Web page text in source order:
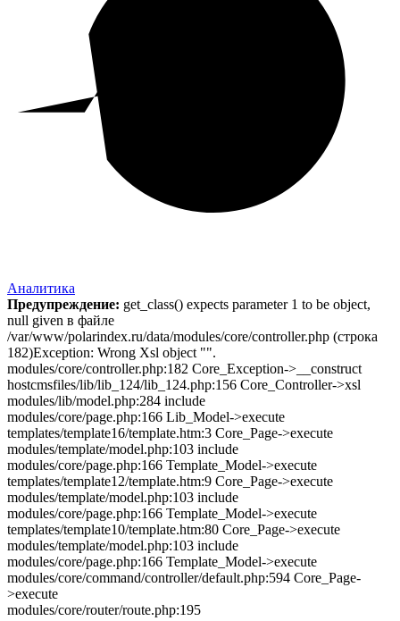
Аналитика
Предупреждение: get_class() expects parameter 1 to be object,
null given в файле
/var/www/polarindex.ru/data/modules/core/controller.php (строка
182)Exception: Wrong Xsl object "".
modules/core/controller.php:182 Core_Exception->__construct
hostcmsfiles/lib/lib_124/lib_124.php:156 Core_Controller->xsl
modules/lib/model.php:284 include
modules/core/page.php:166 Lib_Model->execute
templates/template16/template.htm:3 Core_Page->execute
modules/template/model.php:103 include
modules/core/page.php:166 Template_Model->execute
templates/template12/template.htm:9 Core_Page->execute
modules/template/model.php:103 include
modules/core/page.php:166 Template_Model->execute
templates/template10/template.htm:80 Core_Page->execute
modules/template/model.php:103 include
modules/core/page.php:166 Template_Model->execute
modules/core/command/controller/default.php:594 Core_Page-
>execute
modules/core/router/route.php:195